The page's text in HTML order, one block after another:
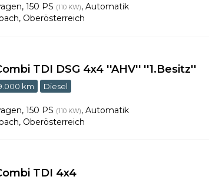
,150 PS (110 KW),Automatik
, Oberösterreich
TDI DSG 4x4 ''AHV'' ''1.Besitz''
km Diesel
,150 PS (110 KW),Automatik
, Oberösterreich
TDI 4x4